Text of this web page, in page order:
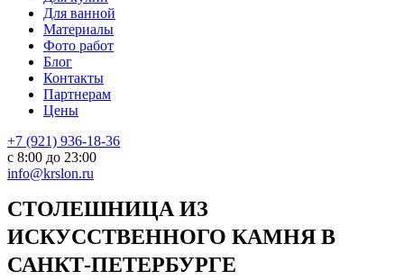
Для ванной
Материалы
Фото работ
Блог
Контакты
Партнерам
Цены
+7 (921) 936-18-36
с 8:00 до 23:00
info@krslon.ru
СТОЛЕШНИЦА ИЗ
ИСКУССТВЕННОГО КАМНЯ В
САНКТ-ПЕТЕРБУРГЕ